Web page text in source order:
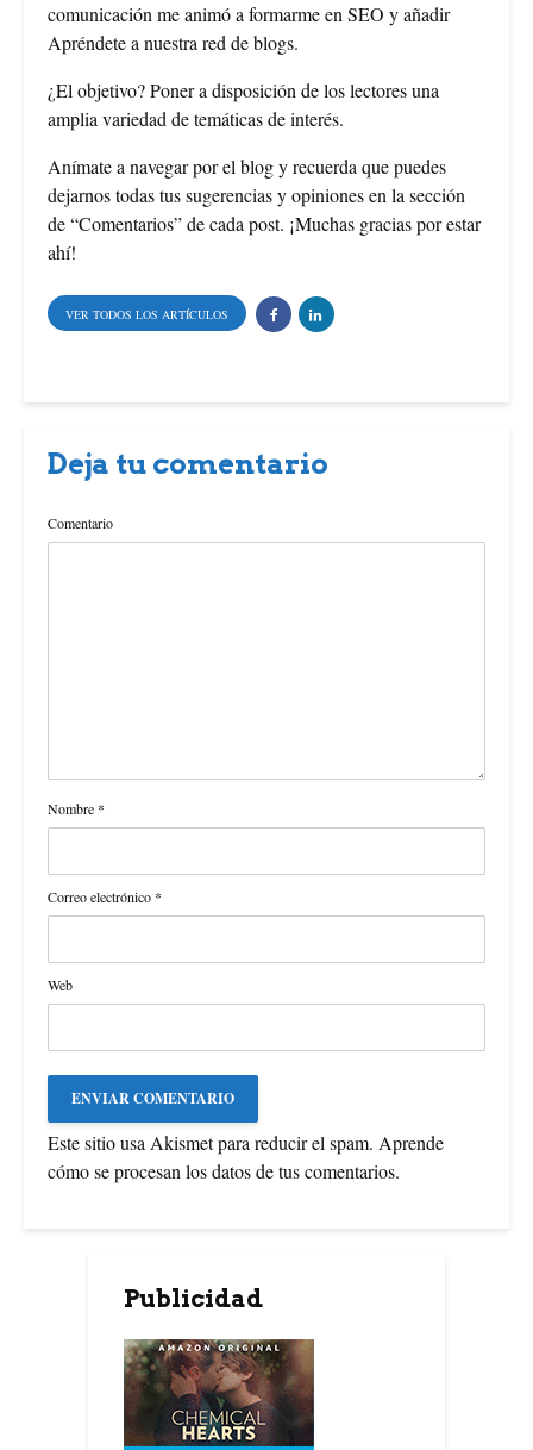
comunicación me animó a formarme en SEO y añadir
Apréndete a nuestra red de blogs.
¿El objetivo? Poner a disposición de los lectores una
amplia variedad de temáticas de interés.
Anímate a navegar por el blog y recuerda que puedes
dejarnos todas tus sugerencias y opiniones en la sección
de “Comentarios” de cada post. ¡Muchas gracias por estar
ahí!
VER TODOS LOS ARTÍCULOS
Deja tu comentario
Comentario
Nombre *
Correo electrónico *
Web
Este sitio usa Akismet para reducir el spam. Aprende
cómo se procesan los datos de tus comentarios.
Publicidad